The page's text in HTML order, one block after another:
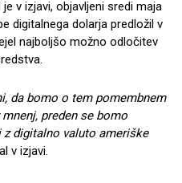
v izjavi, objavljeni sredi maja
digitalnega dolarja predložil v
najboljšo možno odločitev
da bomo o tem pomembnem
preden se bomo
digitalno valuto ameriške
v izjavi.